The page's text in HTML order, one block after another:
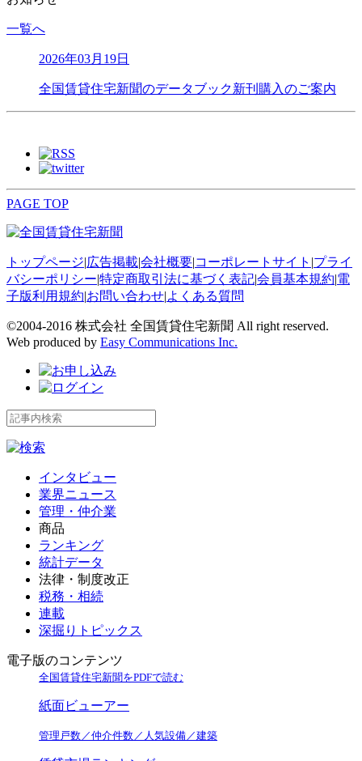
一覧へ
2026年03月19日
全国賃貸住宅新聞のデータブック新刊購入のご案内
PAGE TOP
トップページ|広告掲載|会社概要|コーポレートサイト |プライ
バシーポリシー|特定商取引法に基づく表記|会員基本規約|電
子版利用規約|お問い合わせ|よくある質問
©2004-2016 株式会社 全国賃貸住宅新聞 All right reserved.
Web produced by Easy Communications Inc.
インタビュー
業界ニュース
管理・仲介業
商品
ランキング
統計データ
法律・制度改正
税務・相続
連載
深掘りトピックス
電子版のコンテンツ
全国賃貸住宅新聞をPDFで読む
紙面ビューアー
管理戸数／仲介件数／人気設備／建築